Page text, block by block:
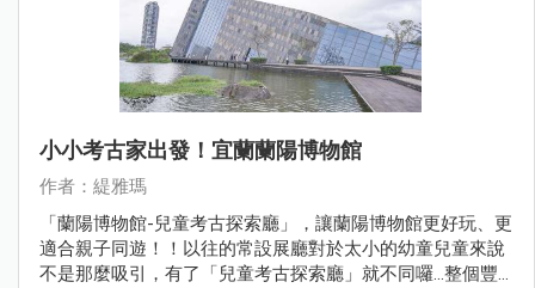
小小考古家出發！宜蘭蘭陽博物館
作者：緹雅瑪
「蘭陽博物館-兒童考古探索廳」，讓蘭陽博物館更好玩、更
適合親子同遊！！以往的常設展廳對於太小的幼童兒童來說
不是那麼吸引，有了「兒童考古探索廳」就不同囉…整個豐